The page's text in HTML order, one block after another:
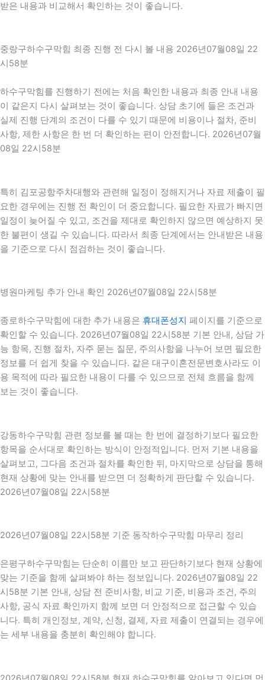
받은 내용과 비교해서 확인하는 것이 좋습니다.
중랑구하수구막힘 최종 진행 전 다시 볼 내용 2026년07월08일 22
시58분
하수구막힘를 진행하기 전에는 처음 확인한 내용과 최종 안내 내용
이 같은지 다시 살펴보는 것이 좋습니다. 상담 초기에 들은 조건과
실제 진행 단계의 조건이 다를 수 있기 때문에 비용이나 절차, 준비
사항, 제한 사항은 한 번 더 확인하는 편이 안전합니다. 2026년07월
08일 22시58분
특히 김포공항주차대행와 관련해 일정이 정해지거나 자료 제출이 필
요한 경우에는 진행 전 확인이 더 중요합니다. 필요한 자료가 빠지면
일정이 늦어질 수 있고, 조건을 제대로 확인하지 않으면 예상하지 못
한 불편이 생길 수 있습니다. 따라서 최종 단계에서는 안내받은 내용
을 기준으로 다시 점검하는 것이 좋습니다.
병원마케팅 추가 안내 확인 2026년07월08일 22시58분
종로하수구막힘에 대한 추가 내용은 휴대폰성지 페이지를 기준으로
확인할 수 있습니다. 2026년07월08일 22시58분 기본 안내, 상담 가
능 항목, 진행 절차, 자주 묻는 질문, 주의사항을 나누어 보면 필요한
정보를 더 쉽게 찾을 수 있습니다. 같은 대구이혼전문변호사라도 이
용 목적에 따라 필요한 내용이 다를 수 있으므로 전체 흐름을 함께
보는 것이 좋습니다.
강동하수구막힘 관련 정보를 볼 때는 한 번에 결정하기보다 필요한
항목을 순서대로 확인하는 방식이 안정적입니다. 먼저 기본 내용을
살펴보고, 그다음 조건과 절차를 확인한 뒤, 마지막으로 상담을 통해
현재 상황에 맞는 안내를 받으면 더 정확하게 판단할 수 있습니다.
2026년07월08일 22시58분
2026년07월08일 22시58분 기준 동작하수구막힘 마무리 정리
은평구하수구막힘는 단순히 이름만 보고 판단하기보다 현재 상황에
맞는 기준을 함께 살펴봐야 하는 정보입니다. 2026년07월08일 22
시58분 기본 안내, 상담 전 준비사항, 비교 기준, 비용과 조건, 주의
사항, 공식 자료 확인까지 함께 보면 더 안정적으로 접근할 수 있습
니다. 특히 개인정보, 계약, 신청, 결제, 자료 제출이 연결되는 경우에
는 세부 내용을 충분히 확인해야 합니다.